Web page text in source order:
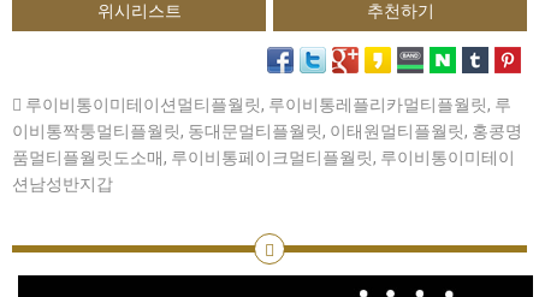
위시리스트 추천하기
루이비통이미테이션멀티플월릿, 루이비통레플리카멀티플월릿, 루
이비통짝퉁멀티플월릿, 동대문멀티플월릿, 이태원멀티플월릿, 홍콩명
품멀티플월릿도소매, 루이비통페이크멀티플월릿, 루이비통이미테이
션남성반지갑